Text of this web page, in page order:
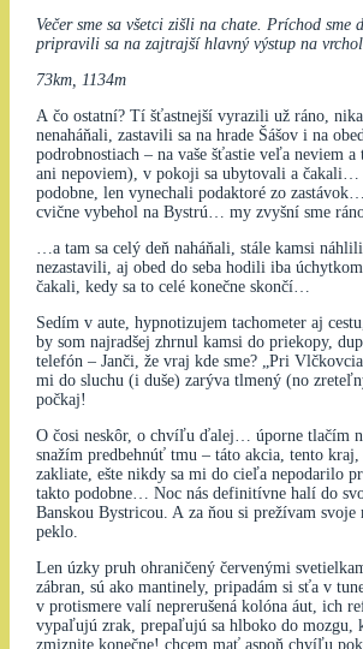
Večer sme sa všetci zišli na chate. Príchod sme
pripravili sa na zajtrajší hlavný výstup na
73km, 1134m
A čo ostatní? Tí šťastnejší vyrazili už ráno,
nenaháňali, zastavili sa na hrade Šášov i na
podrobnostiach – na vaše šťastie veľa neviem a
ani nepoviem), v pokoji sa ubytovali a
podobne, len vynechali podaktoré zo
cvične vybehol na Bystrú… my zvyšní sme
…a tam sa celý deň naháňali, stále kamsi
nezastavili, aj obed do seba hodili iba
čakali, kedy sa to celé konečne skončí…
Sedím v aute, hypnotizujem tachometer aj
by som najradšej zhrnul kamsi do priekopy,
telefón – Janči, že vraj kde sme? „Pri
mi do sluchu (i duše) zarýva tlmený (no
počkaj!
O čosi neskôr, o chvíľu ďalej… úporne tlačím
snažím predbehnúť tmu – táto akcia, tento kraj,
zakliate, ešte nikdy sa mi do cieľa nepodarilo
takto podobne… Noc nás definitívne halí do
Banskou Bystricou. A za ňou si prežívam svoje
peklo.
Len úzky pruh ohraničený červenými
zábran, sú ako mantinely, pripadám si sťa v
v protismere valí neprerušená kolóna áut, ich
vypaľujú zrak, prepaľujú sa hlboko do mozgu,
zmiznite konečne! chcem mať aspoň chvíľu